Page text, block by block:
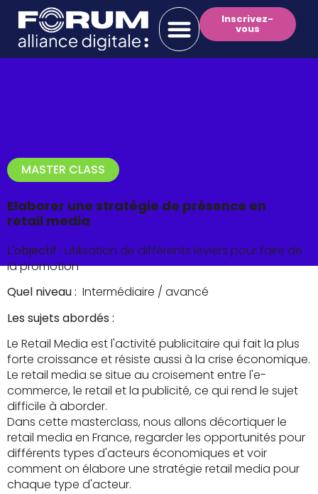
Inscrivez-
vous
MASTER CLASS
Elaborer une stratégie de présence en
retail media
L'objectif : utilisation de différents leviers pour faire de
la promotion
Quel niveau : Intermédiaire / avancé
Les sujets abordés :
Le Retail Media est l'activité publicitaire qui fait la plus
forte croissance et résiste aussi à la crise économique.
Le retail media se situe au croisement entre l'e-
commerce, le retail et la publicité, ce qui rend le sujet
difficile à aborder.
Dans cette masterclass, nous allons décortiquer le
retail media en France, regarder les opportunités pour
différents types d'acteurs économiques et voir
comment on élabore une stratégie retail media pour
chaque type d'acteur.